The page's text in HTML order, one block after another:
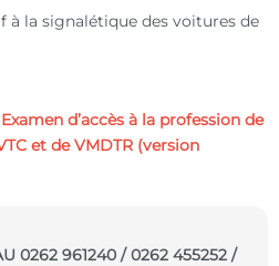
à la signalétique des voitures de
d’accès à la profession de
et de VMDTR (version
0262 961240 / 0262 455252 /